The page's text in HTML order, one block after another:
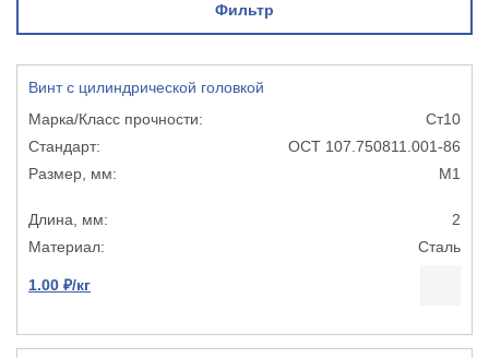
Фильтр
Винт с цилиндрической головкой
Ст10
ОСТ 107.750811.001-86
М1
2
Сталь
1.00 ₽/кг